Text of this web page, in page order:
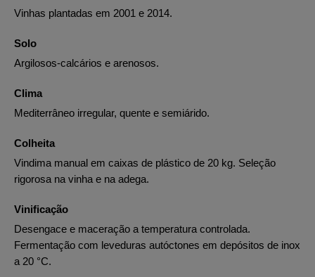
Vinhas plantadas em 2001 e 2014.
Solo
Argilosos-calcários e arenosos.
Clima
Mediterrâneo irregular, quente e semiárido.
Colheita
Vindima manual em caixas de plástico de 20 kg. Seleção
rigorosa na vinha e na adega.
Vinificação
Desengace e maceração a temperatura controlada.
Fermentação com leveduras autóctones em depósitos de inox
a 20 °C.